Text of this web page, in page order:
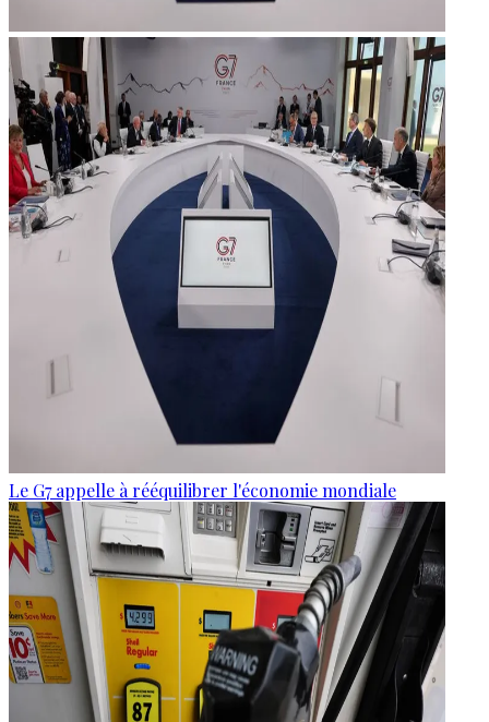
Le G7 appelle à rééquilibrer l'économie mondiale